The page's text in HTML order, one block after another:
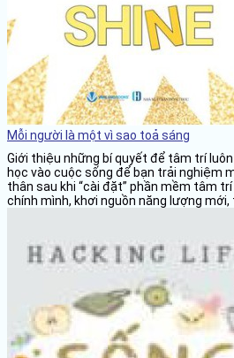
Mỗi người là một vì sao toả sáng
Giới thiệu những bí quyết để tâm trí
học vào cuộc sống để bạn trải nghiệm
thân sau khi “cài đặt” phần mềm tâm
chính mình, khơi nguồn năng lượng mới,